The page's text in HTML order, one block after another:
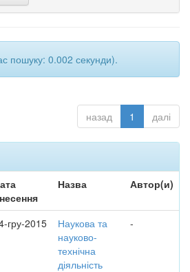
пошуку: 0.002 секунди).
назад 1 далі
Назва Автор(и)
гру-2015
Наукова та
науково-
технічна
діяльність
-